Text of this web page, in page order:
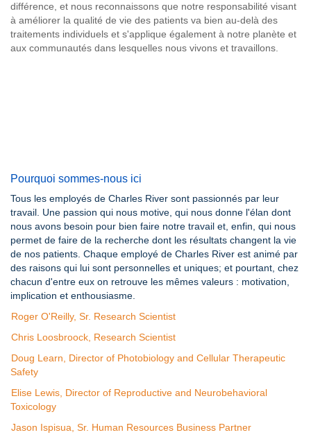
différence, et nous reconnaissons que notre responsabilité visant
à améliorer la qualité de vie des patients va bien au-delà des
traitements individuels et s'applique également à notre planète et
aux communautés dans lesquelles nous vivons et travaillons.
Pourquoi sommes-nous ici
Tous les employés de Charles River sont passionnés par leur
travail. Une passion qui nous motive, qui nous donne l'élan dont
nous avons besoin pour bien faire notre travail et, enfin, qui nous
permet de faire de la recherche dont les résultats changent la vie
de nos patients. Chaque employé de Charles River est animé par
des raisons qui lui sont personnelles et uniques; et pourtant, chez
chacun d'entre eux on retrouve les mêmes valeurs : motivation,
implication et enthousiasme.
Roger O'Reilly, Sr. Research Scientist
Chris Loosbroock, Research Scientist
Doug Learn, Director of Photobiology and Cellular Therapeutic
Safety
Elise Lewis, Director of Reproductive and Neurobehavioral
Toxicology
Jason Ispisua, Sr. Human Resources Business Partner